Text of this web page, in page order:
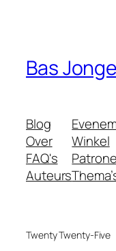
Bas
Blog
Over
FAQ's
Auteurs
Winkel
Twenty Twenty-Five